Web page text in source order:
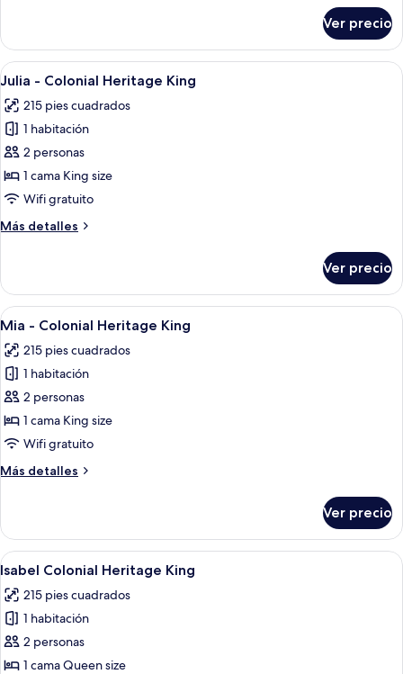
-
King
premium
room
Ver precio
Abrir
todas
las
fotos
de
Julia
-
Heritage
Una habitación de hotel con una
4
Julia - Colonial Heritage King
215 pies cuadrados
1 habitación
2 personas
1 cama King size
Wifi gratuito
Más detalles
Más
-
Colonial
Heritage
Ver precio
Abrir
todas
las
fotos
de
Mia
-
Heritage
Habitación de hotel con pared
4
Mia - Colonial Heritage King
215 pies cuadrados
1 habitación
2 personas
1 cama King size
Wifi gratuito
Más detalles
Más
-
Colonial
Heritage
Ver precio
Abrir
todas
las
fotos
de
Isabel
Habitación de hotel con una cama
3
Isabel Colonial Heritage King
215 pies cuadrados
1 habitación
2 personas
1 cama Queen size